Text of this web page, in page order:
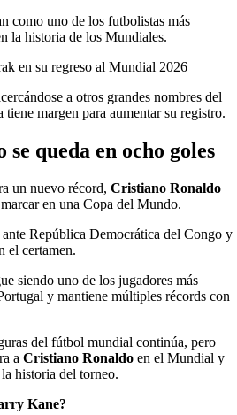
como uno de los futbolistas más
la historia de los Mundiales.
en su regreso al Mundial 2026
a otros grandes nombres del
margen para aumentar su registro.
queda en ocho goles
un nuevo récord, Cristiano Ronaldo
en una Copa del Mundo.
República Democrática del Congo y
el certamen.
siendo uno de los jugadores más
y mantiene múltiples récords con
del fútbol mundial continúa, pero
a Cristiano Ronaldo en el Mundial y
historia del torneo.
Kane?